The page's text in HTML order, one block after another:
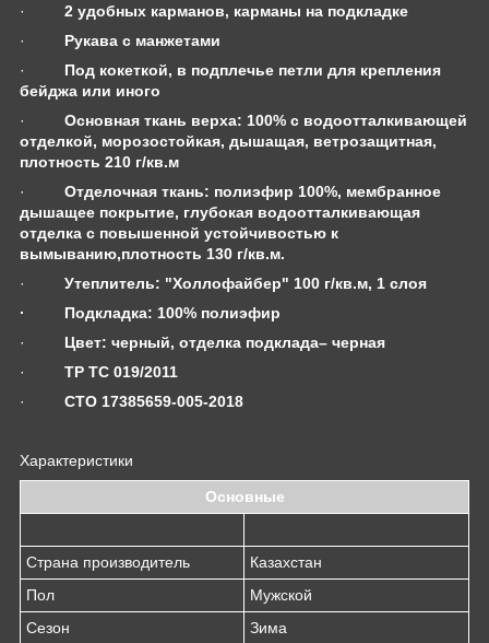
· 2 удобных карманов, карманы на подкладке
· Рукава с манжетами
· Под кокеткой, в подплечье петли для крепления
бейджа или иного
· Основная ткань верха: 100% с водоотталкивающей
отделкой, морозостойкая, дышащая, ветрозащитная,
плотность 210 г/кв.м
· Отделочная ткань: полиэфир 100%, мембранное
дышащее покрытие, глубокая водоотталкивающая
отделка с повышенной устойчивостью к
вымыванию,плотность 130 г/кв.м.
· Утеплитель: "Холлофайбер" 100 г/кв.м, 1 слоя
· Подкладка: 100% полиэфир
· Цвет: черный, отделка подклада– черная
· ТР ТС 019/2011
· СТО 17385659-005-2018
Характеристики
Основные
Страна производитель
Казахстан
Пол
Мужской
Сезон
Зима